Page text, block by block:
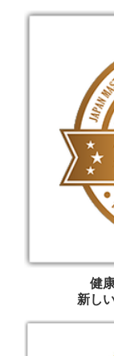
健
新し